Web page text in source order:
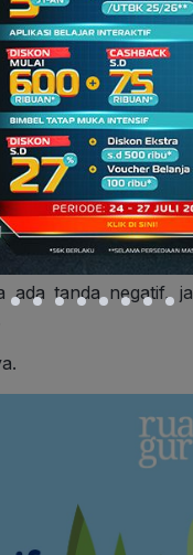
memesan
tiba-tiba saja,
seharga 7.000,
atau negatif
mencoba
tanda negatif,